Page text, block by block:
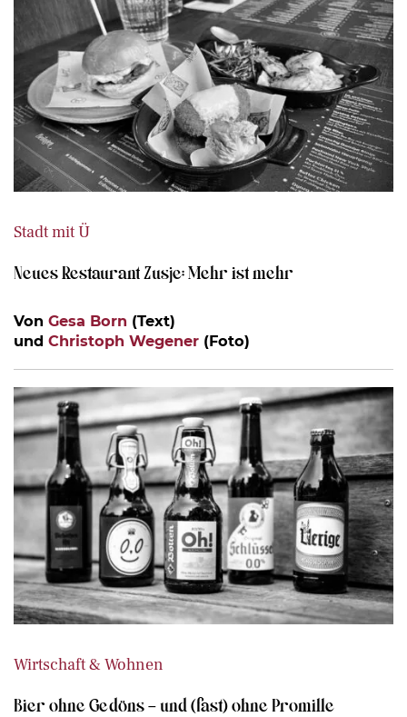
Stadt mit Ü
Neues Restaurant Zusje: Mehr ist mehr
Von Gesa Born (Text)
und Christoph Wegener (Foto)
Wirtschaft & Wohnen
Bier ohne Gedöns – und (fast) ohne Promille